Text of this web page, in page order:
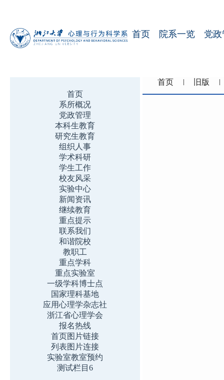
首页 院系一览 党
首页
系所概况
党政管理
本科生教育
研究生教育
组织人事
学术科研
学生工作
校友风采
实验中心
新闻资讯
继续教育
重点提示
联系我们
和谐院校
教职工
重点学科
重点实验室
一级学科博士点
国家理科基地
应用心理学杂志社
浙江省心理学会
报名热线
首页图片链接
列表图片连接
实验室教室预约
测试栏目6
首页 旧版